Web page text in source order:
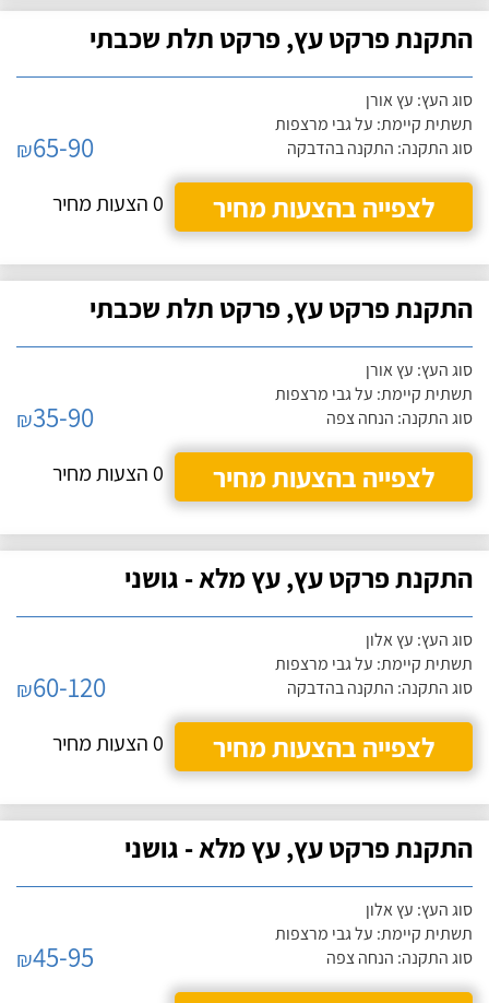
התקנת פרקט עץ, פרקט תלת שכבתי
סוג העץ: עץ אורן
תשתית קיימת: על גבי מרצפות
סוג התקנה: התקנה בהדבקה
₪65-90
לצפייה בהצעות מחיר
0 הצעות מחיר
התקנת פרקט עץ, פרקט תלת שכבתי
סוג העץ: עץ אורן
תשתית קיימת: על גבי מרצפות
סוג התקנה: הנחה צפה
₪35-90
לצפייה בהצעות מחיר
0 הצעות מחיר
התקנת פרקט עץ, עץ מלא - גושני
סוג העץ: עץ אלון
תשתית קיימת: על גבי מרצפות
סוג התקנה: התקנה בהדבקה
₪60-120
לצפייה בהצעות מחיר
0 הצעות מחיר
התקנת פרקט עץ, עץ מלא - גושני
סוג העץ: עץ אלון
תשתית קיימת: על גבי מרצפות
סוג התקנה: הנחה צפה
₪45-95